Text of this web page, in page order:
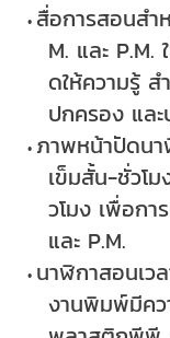
สื่อการสอนสำ
M. และ
ดให้ความรู้
ปกครอง แล
ภาพหน้าปัดนา
เข็มสั้น-ชั่วโ
วโมง เพื่อกา
และ P.M.
นาฬิกาสอนเ
งานพิมพ์มีคว